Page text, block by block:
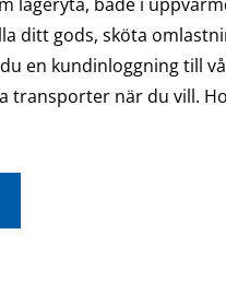
ditt gods, sköta
en kundinloggning till
transporter när du vill.